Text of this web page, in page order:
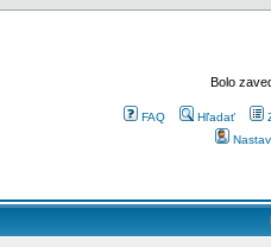
Bolo
FAQ Hľadať